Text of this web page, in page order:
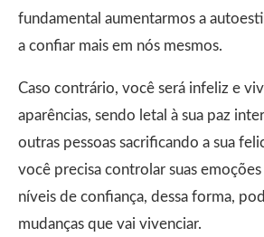
fundamental aumentarmos a
a confiar mais em nós mesmos.
Caso contrário, você será infeliz e
aparências, sendo letal à sua paz
outras pessoas sacrificando a sua
você precisa controlar suas
níveis de confiança, dessa forma,
mudanças que vai vivenciar.